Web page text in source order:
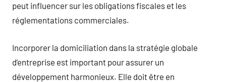
peut influencer sur les obligations fiscales et les
réglementations commerciales.
Incorporer la domiciliation dans la stratégie globale
d’entreprise est important pour assurer un
développement harmonieux. Elle doit être en